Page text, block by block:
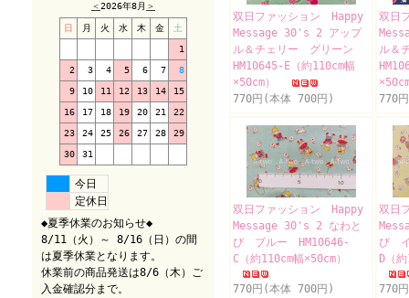
＜2026年8月 ＞
日 月 火 水 木 金 土
1
2 3 4 5 6 7 8
9 10 11 12 13 14 15
16 17 18 19 20 21 22
23 24 25 26 27 28 29
30 31
今日
定休日
◆夏季休業のお知らせ◆
8/11（火）～ 8/16（日）の間
は夏季休業となります。
休業前の商品発送は8/6（木）ご
入金確認分まで。
双日ファッション Happy
Message 30's 2 アップ
ル＆チェリー グリーン
HM10645-E（約110cm幅
×50cm）
770円(本体 700円)
双日
ル＆
770
双日ファッション Happy
Message 30's 2 なわと
び ブルー HM10646-
C（約110cm幅×50cm）
770円(本体 700円)
双日
び
D（
770